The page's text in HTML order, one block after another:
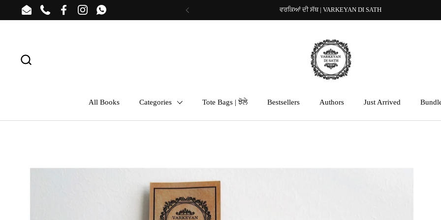
Skip to content
EmailPhoneFacebookInstagramWhatsApp Previous
ਵਰਕਿਆਂ ਦੀ ਸੱਥ | VARKEYAN DI SATH
All Books Categories Tote Bags | ਝੋਲੇ Bestsellers Authors Just Arrived